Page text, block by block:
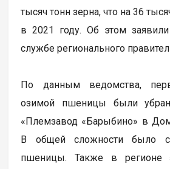
тысяч тонн зерна, что на 36
в 2021 году. Об этом
службе регионального
По данным ведомства,
озимой пшеницы были
«Племзавод «Барыбино» в
В общей сложности было
пшеницы. Также в регионе